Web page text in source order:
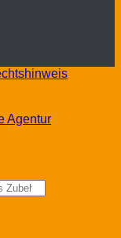
Agentur